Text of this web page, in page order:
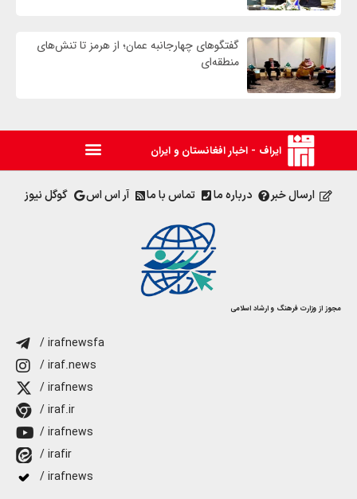
گفتگوهای چهارجانبه عمان؛ از هرمز تا تنش‌های
منطقه‌ای
ایراف - اخبار افغانستان و ایران
ارسال خبر درباره ما تماس با ما آر اس اس گوگل نیوز
مجوز از وزارت فرهنگ و ارشاد اسلامی
/ irafnewsfa
/ iraf.news
/ irafnews
/ iraf.ir
/ irafnews
/ irafir
/ irafnews